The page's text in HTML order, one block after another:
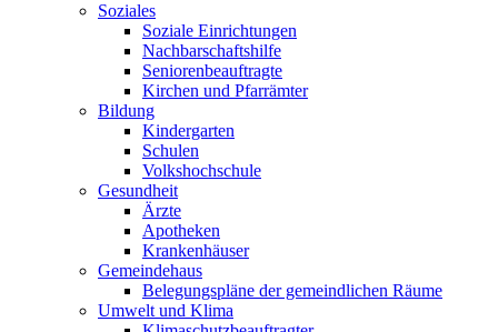
Soziales
Soziale Einrichtungen
Nachbarschaftshilfe
Seniorenbeauftragte
Kirchen und Pfarrämter
Bildung
Kindergarten
Schulen
Volkshochschule
Gesundheit
Ärzte
Apotheken
Krankenhäuser
Gemeindehaus
Belegungspläne der gemeindlichen Räume
Umwelt und Klima